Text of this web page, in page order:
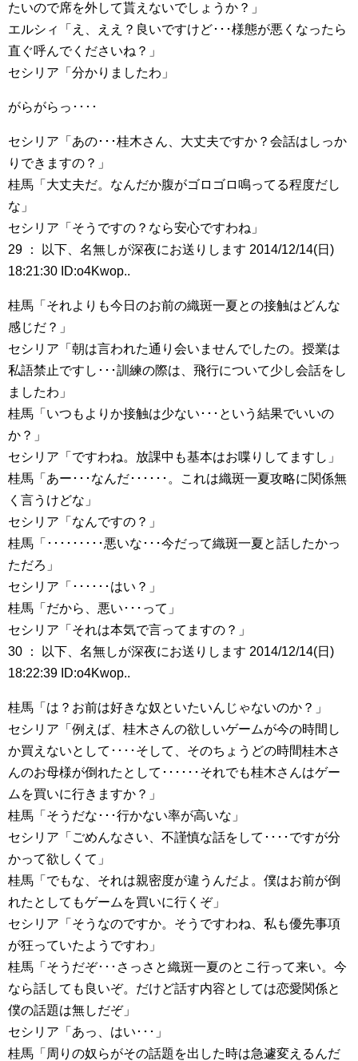
たいので席を外して貰えないでしょうか？」
エルシィ「え、ええ？良いですけど･･･様態が悪くなったら
直ぐ呼んでくださいね？」
セシリア「分かりましたわ」
がらがらっ････
セシリア「あの･･･桂木さん、大丈夫ですか？会話はしっか
りできますの？」
桂馬「大丈夫だ。なんだか腹がゴロゴロ鳴ってる程度だし
な」
セシリア「そうですの？なら安心ですわね」
29 ： 以下、名無しが深夜にお送りします 2014/12/14(日)
18:21:30 ID:o4Kwop..
桂馬「それよりも今日のお前の織斑一夏との接触はどんな
感じだ？」
セシリア「朝は言われた通り会いませんでしたの。授業は
私語禁止ですし･･･訓練の際は、飛行について少し会話をし
ましたわ」
桂馬「いつもよりか接触は少ない･･･という結果でいいの
か？」
セシリア「ですわね。放課中も基本はお喋りしてますし」
桂馬「あー･･･なんだ･･････。これは織斑一夏攻略に関係無
く言うけどな」
セシリア「なんですの？」
桂馬「･････････悪いな･･･今だって織斑一夏と話したかっ
ただろ」
セシリア「･･････はい？」
桂馬「だから、悪い･･･って」
セシリア「それは本気で言ってますの？」
30 ： 以下、名無しが深夜にお送りします 2014/12/14(日)
18:22:39 ID:o4Kwop..
桂馬「は？お前は好きな奴といたいんじゃないのか？」
セシリア「例えば、桂木さんの欲しいゲームが今の時間し
か買えないとして････そして、そのちょうどの時間桂木さ
んのお母様が倒れたとして･･････それでも桂木さんはゲー
ムを買いに行きますか？」
桂馬「そうだな･･･行かない率が高いな」
セシリア「ごめんなさい、不謹慎な話をして････ですが分
かって欲しくて」
桂馬「でもな、それは親密度が違うんだよ。僕はお前が倒
れたとしてもゲームを買いに行くぞ」
セシリア「そうなのですか。そうですわね、私も優先事項
が狂っていたようですわ」
桂馬「そうだぞ･･･さっさと織斑一夏のとこ行って来い。今
なら話しても良いぞ。だけど話す内容としては恋愛関係と
僕の話題は無しだぞ」
セシリア「あっ、はい･･･」
桂馬「周りの奴らがその話題を出した時は急遽変えるんだ